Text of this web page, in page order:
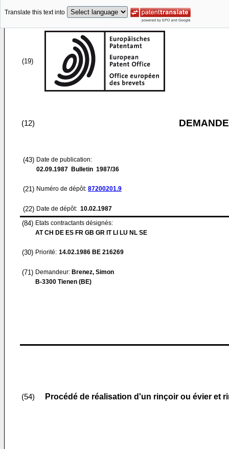
Translate this text into
(19)
(12)
(43) Date de publication:
02.09.1987 Bulletin 1987/36
(21) Numéro de dépôt: 87200201.9
(22) Date de dépôt: 10.02.1987
(84) Etats contractants désignés:
AT CH DE ES FR GB GR IT LI LU NL SE
(30) Priorité: 14.02.1986 BE 216269
(71) Demandeur: Brenez, Simon
B-3300 Tienen (BE)
(54) Procédé de réalisation d'un rinçoir ou évier et